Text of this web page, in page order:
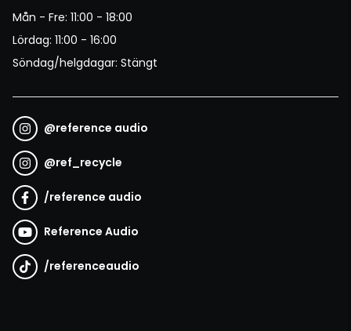
Mån - Fre: 11:00 - 18:00
Lördag: 11:00 - 16:00
Söndag/helgdagar: Stängt
@reference audio
@ref_recycle
/reference audio
Reference Audio
/referenceaudio